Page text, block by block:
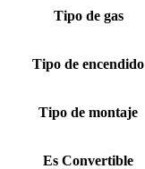
Tipo de gas
Tipo de encendido
Tipo de montaje
Es Convertible